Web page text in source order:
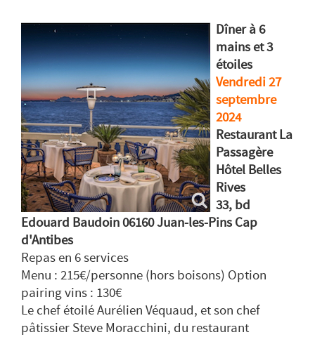
Dîner à 6
mains et 3
étoiles
Vendredi 27
septembre
2024
Restaurant La
Passagère
Hôtel Belles
Rives
33, bd
Edouard Baudoin 06160 Juan-les-Pins Cap
d'Antibes
Repas en 6 services
Menu : 215€/personne (hors boisons) Option
pairing vins : 130€
Le chef étoilé Aurélien Véquaud, et son chef
pâtissier Steve Moracchini, du restaurant